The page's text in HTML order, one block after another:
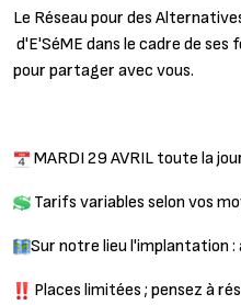
Le Réseau pour des
d'E'SéME dans le cadre de
pour partager avec vous.
MARDI 29 AVRIL toute la
Tarifs variables selon vos
Sur notre lieu l'implantation :
Places limitées ; pensez à